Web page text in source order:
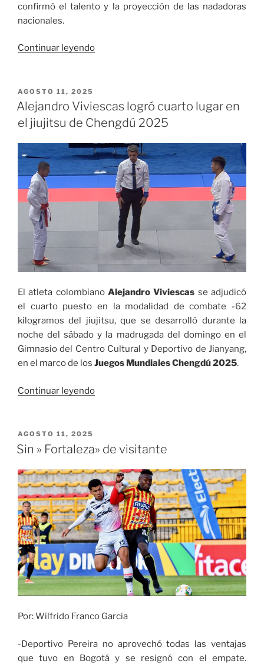
Junior»
confirmó el talento y la proyección de las nadadoras
nacionales.
Continuar leyendo«La
medallas
en
Juegos
Panamericanos
Junior
Asunción
2025»
PUBLICADO
EL
AGOSTO 11, 2025
Alejandro Viviescas logró cuarto lugar en
el jiujitsu de Chengdú 2025
El atleta colombiano Alejandro Viviescas se adjudicó
el cuarto puesto en la modalidad de combate -62
kilogramos del jiujitsu, que se desarrolló durante la
noche del sábado y la madrugada del domingo en el
Gimnasio del Centro Cultural y Deportivo de Jianyang,
en el marco de los Juegos Mundiales Chengdú 2025.
Continuar leyendo«Alejandro
lugar
el
jiujitsu
de
Chengdú
2025»
PUBLICADO
EL
AGOSTO 11, 2025
Sin » Fortaleza» de visitante
Por: Wilfrido Franco García
-Deportivo Pereira no aprovechó todas las ventajas
que tuvo en Bogotá y se resignó con el empate.